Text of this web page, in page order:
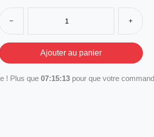
! Plus que 07:15:13 pour que votre